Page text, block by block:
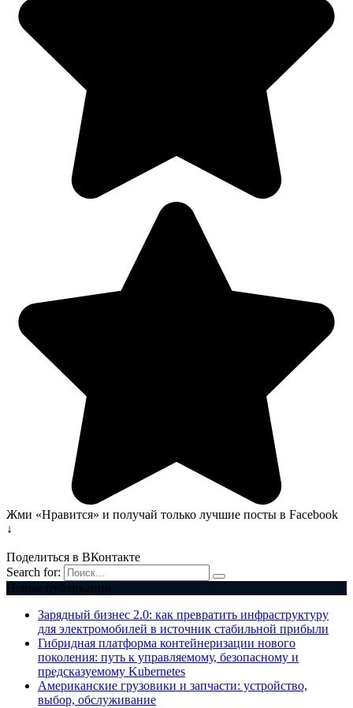
Жми «Нравится» и получай только лучшие посты в Facebook
↓
Поделиться в ВКонтакте
Search for:
Новые публикации
Зарядный бизнес 2.0: как превратить инфраструктуру
для электромобилей в источник стабильной прибыли
Гибридная платформа контейнеризации нового
поколения: путь к управляемому, безопасному и
предсказуемому Kubernetes
Американские грузовики и запчасти: устройство,
выбор, обслуживание